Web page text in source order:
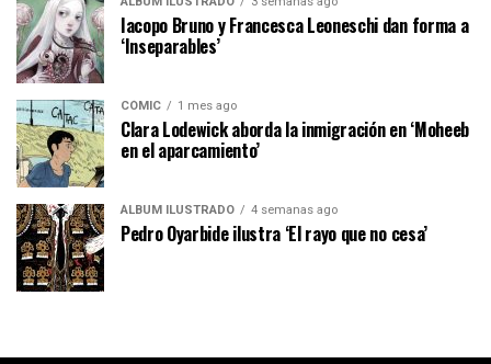
Iacopo Bruno y Francesca Leoneschi dan forma a
‘Inseparables’
CÓMIC 1 mes ago
Clara Lodewick aborda la inmigración en ‘Moheeb
en el aparcamiento’
ÁLBUM ILUSTRADO 4 semanas ago
Pedro Oyarbide ilustra ‘El rayo que no cesa’